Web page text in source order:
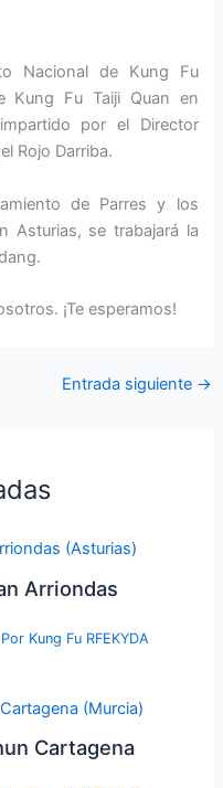
Nacional de Kung Fu
Kung Fu Taiji Quan en
por el Director
Rojo Darriba.
de Parres y los
Asturias, se trabajará la
¡Te esperamos!
Entrada siguiente →
Arriondas
Kung Fu RFEKYDA
Cartagena